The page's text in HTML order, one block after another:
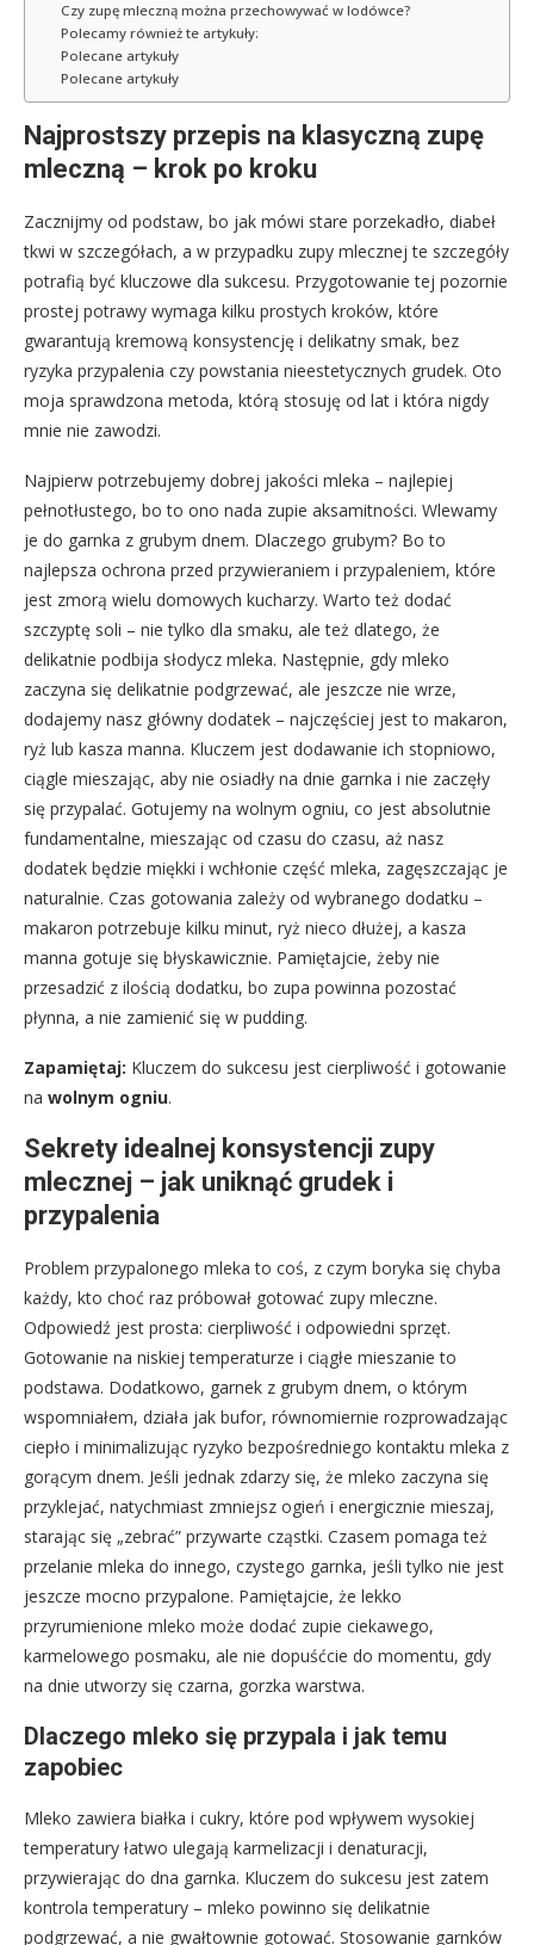
Czy zupę mleczną można przechowywać w lodówce?
Polecamy również te artykuły:
Polecane artykuły
Polecane artykuły
Najprostszy przepis na klasyczną zupę
mleczną – krok po kroku
Zacznijmy od podstaw, bo jak mówi stare porzekadło, diabeł
tkwi w szczegółach, a w przypadku zupy mlecznej te szczegóły
potrafią być kluczowe dla sukcesu. Przygotowanie tej pozornie
prostej potrawy wymaga kilku prostych kroków, które
gwarantują kremową konsystencję i delikatny smak, bez
ryzyka przypalenia czy powstania nieestetycznych grudek. Oto
moja sprawdzona metoda, którą stosuję od lat i która nigdy
mnie nie zawodzi.
Najpierw potrzebujemy dobrej jakości mleka – najlepiej
pełnotłustego, bo to ono nada zupie aksamitności. Wlewamy
je do garnka z grubym dnem. Dlaczego grubym? Bo to
najlepsza ochrona przed przywieraniem i przypaleniem, które
jest zmorą wielu domowych kucharzy. Warto też dodać
szczyptę soli – nie tylko dla smaku, ale też dlatego, że
delikatnie podbija słodycz mleka. Następnie, gdy mleko
zaczyna się delikatnie podgrzewać, ale jeszcze nie wrze,
dodajemy nasz główny dodatek – najczęściej jest to makaron,
ryż lub kasza manna. Kluczem jest dodawanie ich stopniowo,
ciągle mieszając, aby nie osiadły na dnie garnka i nie zaczęły
się przypalać. Gotujemy na wolnym ogniu, co jest absolutnie
fundamentalne, mieszając od czasu do czasu, aż nasz
dodatek będzie miękki i wchłonie część mleka, zagęszczając je
naturalnie. Czas gotowania zależy od wybranego dodatku –
makaron potrzebuje kilku minut, ryż nieco dłużej, a kasza
manna gotuje się błyskawicznie. Pamiętajcie, żeby nie
przesadzić z ilością dodatku, bo zupa powinna pozostać
płynna, a nie zamienić się w pudding.
Zapamiętaj: Kluczem do sukcesu jest cierpliwość i gotowanie
na wolnym ogniu.
Sekrety idealnej konsystencji zupy
mlecznej – jak uniknąć grudek i
przypalenia
Problem przypalonego mleka to coś, z czym boryka się chyba
każdy, kto choć raz próbował gotować zupy mleczne.
Odpowiedź jest prosta: cierpliwość i odpowiedni sprzęt.
Gotowanie na niskiej temperaturze i ciągłe mieszanie to
podstawa. Dodatkowo, garnek z grubym dnem, o którym
wspomniałem, działa jak bufor, równomiernie rozprowadzając
ciepło i minimalizując ryzyko bezpośredniego kontaktu mleka z
gorącym dnem. Jeśli jednak zdarzy się, że mleko zaczyna się
przyklejać, natychmiast zmniejsz ogień i energicznie mieszaj,
starając się „zebrać” przywarte cząstki. Czasem pomaga też
przelanie mleka do innego, czystego garnka, jeśli tylko nie jest
jeszcze mocno przypalone. Pamiętajcie, że lekko
przyrumienione mleko może dodać zupie ciekawego,
karmelowego posmaku, ale nie dopuśćcie do momentu, gdy
na dnie utworzy się czarna, gorzka warstwa.
Dlaczego mleko się przypala i jak temu
zapobiec
Mleko zawiera białka i cukry, które pod wpływem wysokiej
temperatury łatwo ulegają karmelizacji i denaturacji,
przywierając do dna garnka. Kluczem do sukcesu jest zatem
kontrola temperatury – mleko powinno się delikatnie
podgrzewać, a nie gwałtownie gotować. Stosowanie garnków